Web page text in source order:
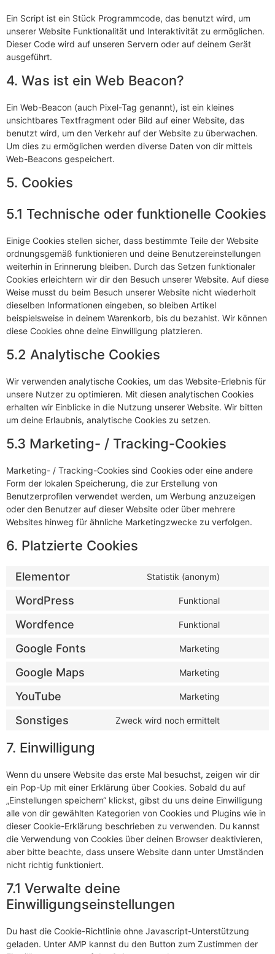
Ein Script ist ein Stück Programmcode, das benutzt wird, um
unserer Website Funktionalität und Interaktivität zu ermöglichen.
Dieser Code wird auf unseren Servern oder auf deinem Gerät
ausgeführt.
4. Was ist ein Web Beacon?
Ein Web-Beacon (auch Pixel-Tag genannt), ist ein kleines
unsichtbares Textfragment oder Bild auf einer Website, das
benutzt wird, um den Verkehr auf der Website zu überwachen.
Um dies zu ermöglichen werden diverse Daten von dir mittels
Web-Beacons gespeichert.
5. Cookies
5.1 Technische oder funktionelle Cookies
Einige Cookies stellen sicher, dass bestimmte Teile der Website
ordnungsgemäß funktionieren und deine Benutzereinstellungen
weiterhin in Erinnerung bleiben. Durch das Setzen funktionaler
Cookies erleichtern wir dir den Besuch unserer Website. Auf diese
Weise musst du beim Besuch unserer Website nicht wiederholt
dieselben Informationen eingeben, so bleiben Artikel
beispielsweise in deinem Warenkorb, bis du bezahlst. Wir können
diese Cookies ohne deine Einwilligung platzieren.
5.2 Analytische Cookies
Wir verwenden analytische Cookies, um das Website-Erlebnis für
unsere Nutzer zu optimieren. Mit diesen analytischen Cookies
erhalten wir Einblicke in die Nutzung unserer Website. Wir bitten
um deine Erlaubnis, analytische Cookies zu setzen.
5.3 Marketing- / Tracking-Cookies
Marketing- / Tracking-Cookies sind Cookies oder eine andere
Form der lokalen Speicherung, die zur Erstellung von
Benutzerprofilen verwendet werden, um Werbung anzuzeigen
oder den Benutzer auf dieser Website oder über mehrere
Websites hinweg für ähnliche Marketingzwecke zu verfolgen.
6. Platzierte Cookies
Elementor Statistik (anonym)
WordPress Funktional
Wordfence Funktional
Google Fonts Marketing
Google Maps Marketing
YouTube Marketing
Sonstiges Zweck wird noch ermittelt
7. Einwilligung
Wenn du unsere Website das erste Mal besuchst, zeigen wir dir
ein Pop-Up mit einer Erklärung über Cookies. Sobald du auf
„Einstellungen speichern“ klickst, gibst du uns deine Einwilligung
alle von dir gewählten Kategorien von Cookies und Plugins wie in
dieser Cookie-Erklärung beschrieben zu verwenden. Du kannst
die Verwendung von Cookies über deinen Browser deaktivieren,
aber bitte beachte, dass unsere Website dann unter Umständen
nicht richtig funktioniert.
7.1 Verwalte deine
Einwilligungseinstellungen
Du hast die Cookie-Richtlinie ohne Javascript-Unterstützung
geladen. Unter AMP kannst du den Button zum Zustimmen der